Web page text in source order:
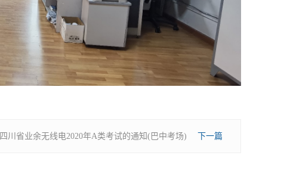
四川省业余无线电2020年A类考试的通知(巴中考场) 下一篇